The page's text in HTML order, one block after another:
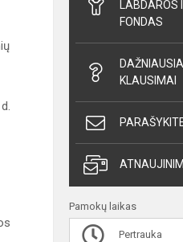
LABDAROS
FONDAS
KLAUSIMAI
Pamokų laikas
Pertrauka